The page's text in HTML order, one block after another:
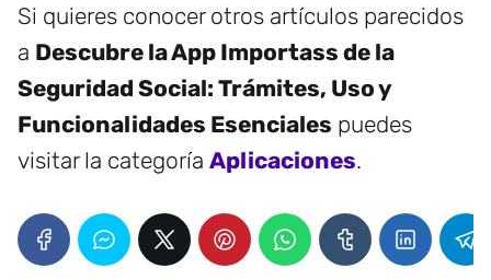
Si quieres conocer otros artículos parecidos
a Descubre la App Importass de la
Seguridad Social: Trámites, Uso y
Funcionalidades Esenciales puedes
visitar la categoría Aplicaciones.